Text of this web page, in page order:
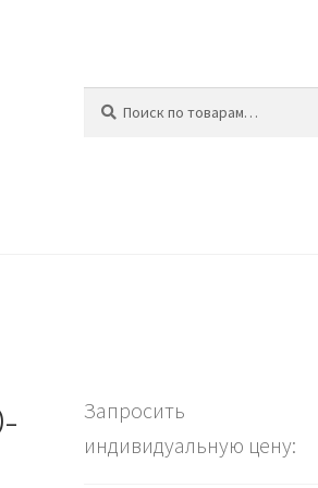
Запросить
индивидуальную цену: